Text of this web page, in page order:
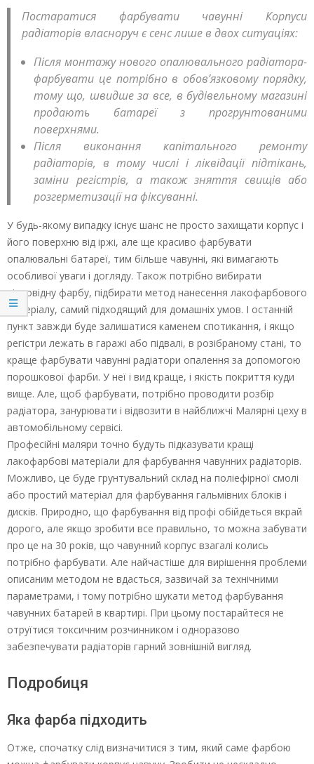
Постаратися фарбувати чавунні Корпуси
радіаторів власноруч є сенс лише в двох ситуаціях:
Після монтажу нового опалювального радіатора-
фарбувати це потрібно в обов’язковому порядку,
тому що, швидше за все, в будівельному магазині
продають батареї з прогрунтованими
поверхнями.
Після виконання капітального ремонту
радіаторів, в тому числі і ліквідації підтікань,
заміни регістрів, а також зняття свищів або
розгерметизації на фіксуванні.
У будь-якому випадку існує шанс не просто захищати корпус і
його поверхню від іржі, але ще красиво фарбувати
опалювальні батареї, тим більше чавунні, які вимагають
особливої уваги і догляду. Також потрібно вибирати
відповідну фарбу, підбирати метод нанесення лакофарбового
матеріалу, самий підходящий для домашніх умов. І останній
пункт завжди буде залишатися каменем спотикання, і якщо
регістри лежать в гаражі або підвалі, в розібраному стані, то
краще фарбувати чавунні радіатори опалення за допомогою
порошкової фарби. У неї і вид краще, і якість покриття куди
вище. Але, щоб фарбувати, потрібно проводити розбір
радіатора, занурювати і відвозити в найближчі Малярні цеху в
автомобільному сервісі.
Професійні маляри точно будуть підказувати кращі
лакофарбові матеріали для фарбування чавунних радіаторів.
Можливо, це буде грунтувальний склад на поліефірної смолі
або простий матеріал для фарбування гальмівних блоків і
дисків. Природно, що фарбування від профі обійдеться вкрай
дорого, але якщо зробити все правильно, то можна забувати
про це на 30 років, що чавунний корпус взагалі колись
потрібно фарбувати. Але найчастіше для вирішення проблеми
описаним методом не вдасться, зазвичай за технічними
параметрами, і тому потрібно шукати метод фарбування
чавунних батарей в квартирі. При цьому постарайтеся не
отруїтися токсичним розчинником і одноразово
забезпечувати радіаторів гарний зовнішній вигляд.
Подробиця
Яка фарба підходить
Отже, спочатку слід визначитися з тим, який саме фарбою